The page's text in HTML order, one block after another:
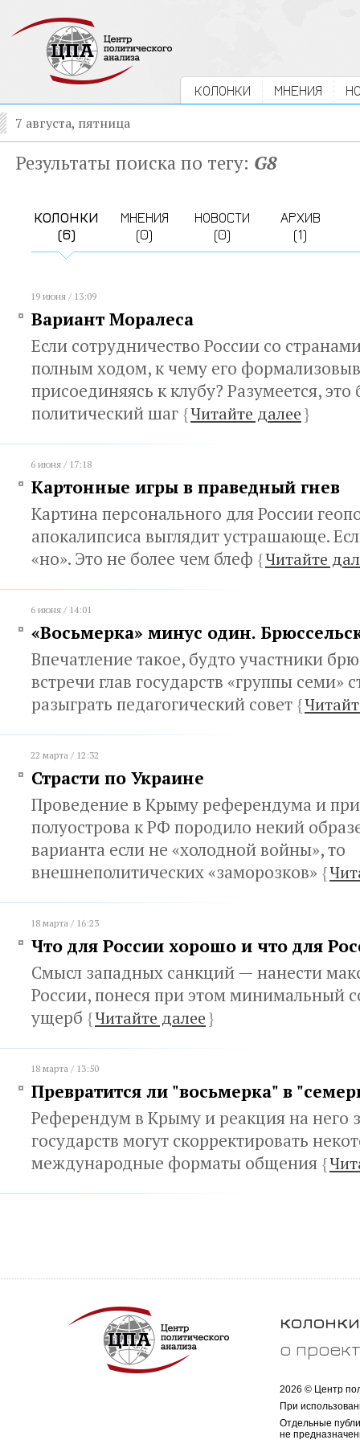
КОЛОНКИ МНЕНИЯ
7 августа, пятница
Результаты поиска по тегу: G8
КОЛОНКИ
(6)
МНЕНИЯ
(0)
НОВОСТИ
(0)
АРХИВ
(1)
19 июня / 13:09
Вариант Моралеса
Если сотрудничество России со
полным ходом, к чему его
присоединяясь к клубу? Разумеется,
политический шаг {Читайте далее}
6 июня / 17:18
Картонные игры в праведный гнев
Картина персонального для России
апокалипсиса выглядит устрашающе.
«но». Это не более чем блеф {Читайте
6 июня / 14:01
«Восьмерка» минус один.
Впечатление такое, будто участники
встречи глав государств «группы семи»
разыграть педагогический совет {
22 марта / 12:32
Страсти по Украине
Проведение в Крыму референдума и
полуострова к РФ породило некий
варианта если не «холодной войны», то
внешнеполитических «заморозков» {
18 марта / 16:23
Что для России хорошо и что для
Смысл западных санкций — нанести
России, понеся при этом минимальный
ущерб {Читайте далее}
18 марта / 13:50
Превратится ли "восьмерка" в
Референдум в Крыму и реакция на него
государств могут скорректировать
международные форматы общения {
колонки
о
2026 © Центр
При
Отдельные
не